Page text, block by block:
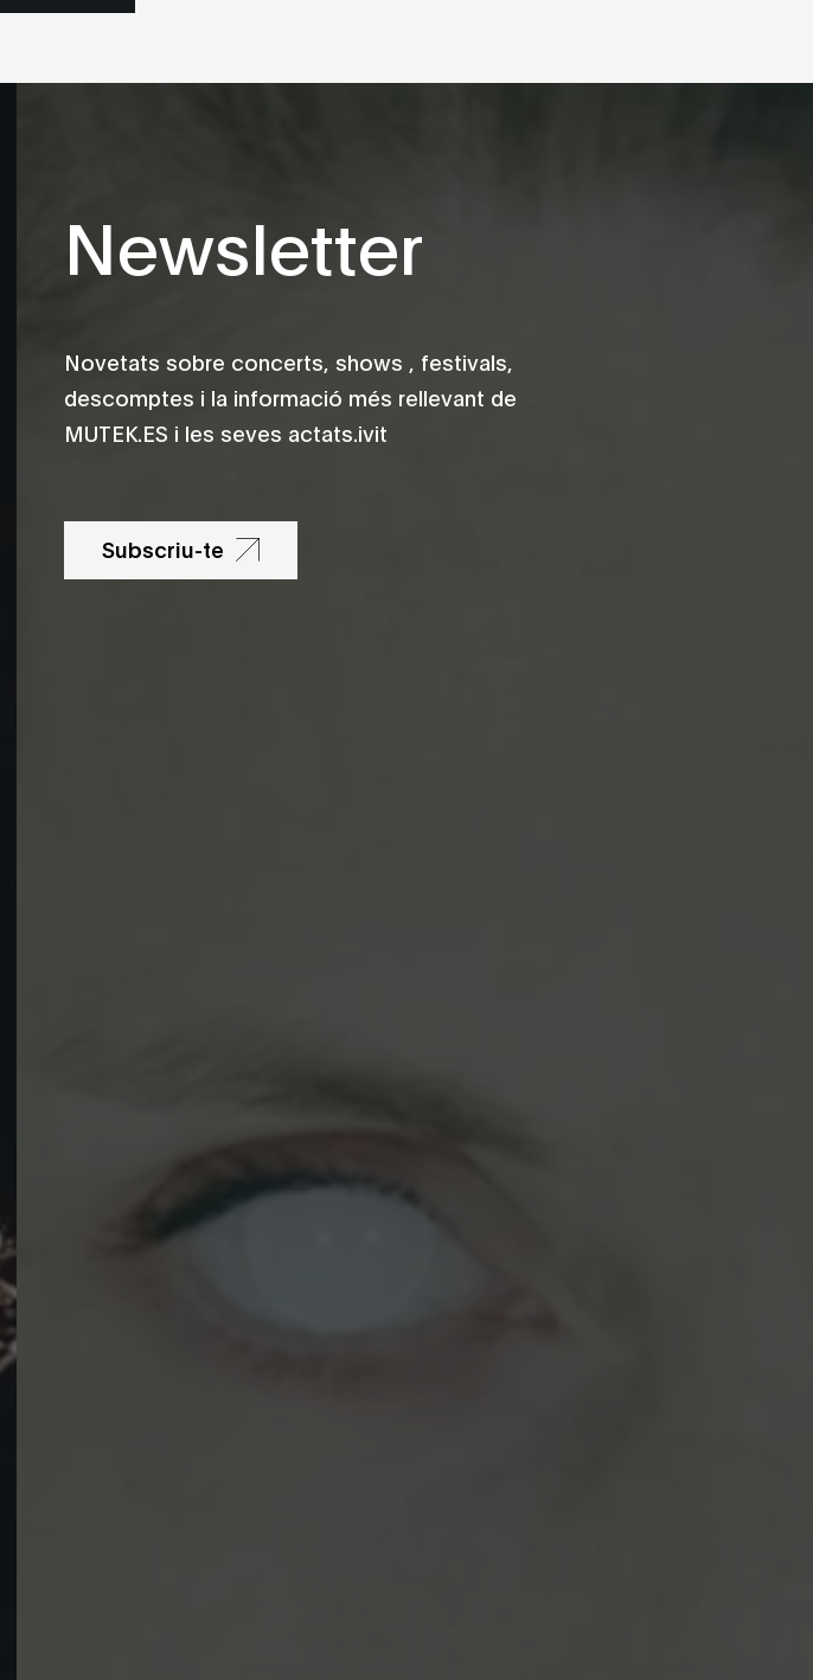
Newsletter
Novetats sobre concerts, shows , festivals,
descomptes i la informació més rellevant de
MUTEK.ES i les seves actats.ivit
Subscriu-te